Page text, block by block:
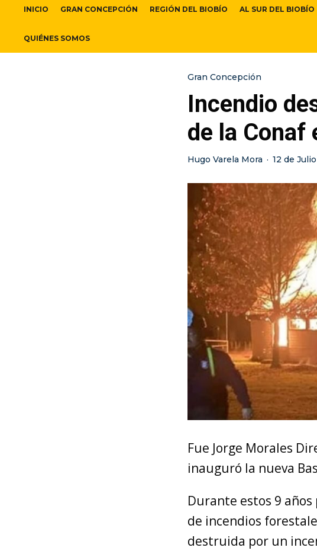
INICIO GRAN CONCEPCIÓN REGIÓN DEL BIOBÍO AL SUR DEL BIOBÍO
QUIÉNES SOMOS
Gran Concepción
Incendio
de la Conaf
Hugo Varela Mora · 12 de
Fue Jorge Morales
inauguró la nueva
Durante estos 9
de incendios
destruida por un